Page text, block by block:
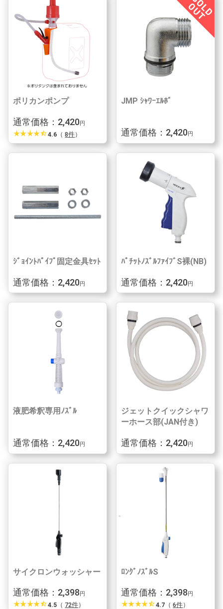
ポリカンポンプ
通常価格：2,420円
star_ratestar_ratestar_ratestar_ratestar_half 4.6 （8件）
JMP ｼｬﾜｰｴﾙﾎﾞ
通常価格：2,420円
ｼﾞｮｲﾝﾄﾊﾟｲﾌﾟ固定金具ｾｯﾄ
通常価格：2,420円
ﾊﾟﾁｯﾄﾉｽﾞﾙﾌｧｲﾌﾞS裸(NB)
通常価格：2,420円
液肥希釈専用ﾉｽﾞﾙ
通常価格：2,420円
ジェットクイックシャワ
ーホース部(JAN付き)
通常価格：2,420円
サイクロンウォッシャー
通常価格：2,398 円
star_ratestar_ratestar_ratestar_ratestar_half 4.5 （ 72件）
ﾛﾝｸﾞﾉｽﾞﾙS
通常価格：2,398 円
star_ratestar_ratestar_ratestar_ratestar_half 4.7 （6件）